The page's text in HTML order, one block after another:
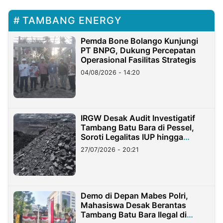
TAMBANG ENERGY
Pemda Bone Bolango Kunjungi
PT BNPG, Dukung Percepatan
Operasional Fasilitas Strategis
04/08/2026 - 14:20
IRGW Desak Audit Investigatif
Tambang Batu Bara di Pessel,
Soroti Legalitas IUP hingga
Stockpile
27/07/2026 - 20:21
Demo di Depan Mabes Polri,
Mahasiswa Desak Berantas
Tambang Batu Bara Ilegal di